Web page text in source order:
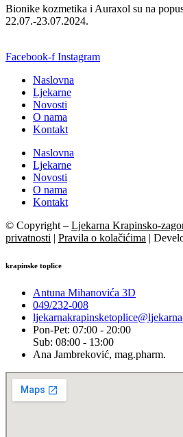
Bionike kozmetika i Auraxol su na
22.07.-23.07.2024.
Facebook-f Instagram
Naslovna
Ljekarne
Novosti
O nama
Kontakt
Naslovna
Ljekarne
Novosti
O nama
Kontakt
© Copyright – Ljekarna Krapinsko-
privatnosti | Pravila o kolačićima |
krapinske toplice
Antuna Mihanovića 3D
049/232-008
Pon-Pet: 07:00 - 20:00
Sub: 08:00 - 13:00
Ana Jambreković, mag.pharm.